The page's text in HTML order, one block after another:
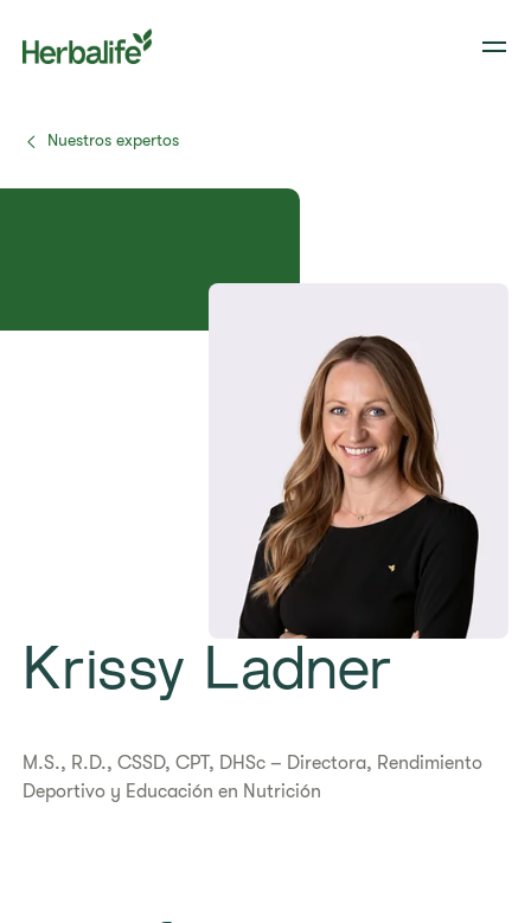
Nuestros expertos
​Krissy Ladner
M.S., R.D., CSSD, CPT, DHSc – Directora, Rendimiento
Deportivo y Educación en Nutrición